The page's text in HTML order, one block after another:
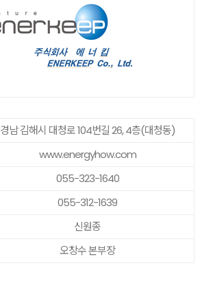
경남 김해시 대청로 104번길 26, 4층(대청동)
www.energyhow.com
055-323-1640
055-312-1639
신원종
오창수 본부장